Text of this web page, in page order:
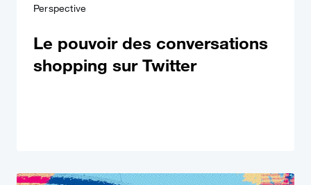
Perspective
Le pouvoir des conversations
shopping sur Twitter